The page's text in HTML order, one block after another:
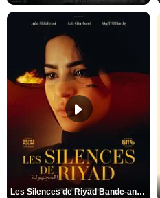
Les Silences de Riyad Bande-annonce VO STFR